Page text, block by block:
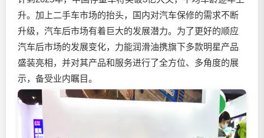
升。加上二手车市场的抬头，国内对汽车保修的需求不断
升级，汽车后市场有着巨大的发展潜力。为了更好的顺应
汽车后市场的发展变化，力能润滑油携旗下多款明星产品
盛装亮相，并对其产品和服务进行了全方位、多角度的展
示，备受业内瞩目。